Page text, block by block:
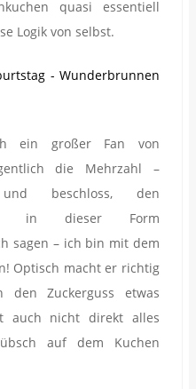
quasi essentiell
Logik von selbst.
ein großer Fan von
die Mehrzahl –
und beschloss, den
in dieser Form
sagen – ich bin mit dem
Optisch macht er richtig
Zuckerguss etwas
auch nicht direkt alles
auf dem Kuchen